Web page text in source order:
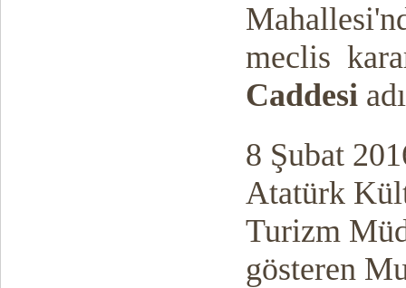
meclis
Caddesi
8 Şubat
Atatürk
Turizm
gösteren